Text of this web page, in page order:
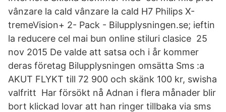
vânzare la cald vânzare la cald H7 Philips X-
tremeVision+ 2- Pack - Bilupplysningen.se; ieftin
la reducere cel mai bun online stiluri clasice 25
nov 2015 De valde att satsa och i år kommer
deras företag Bilupplysningen omsätta Sms :a
AKUT FLYKT till 72 900 och skänk 100 kr, swisha
valfritt Har försökt nå Adnan i flera månader blir
bort klickad lovar att han ringer tillbaka via sms